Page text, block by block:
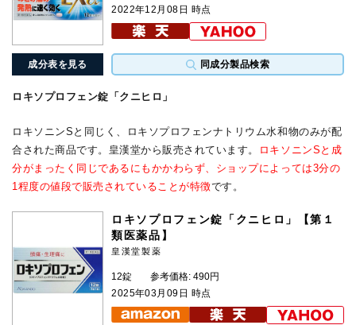
成分表を見る 同成分製品検索
2022年12月08日 時点
ロキソプロフェン錠「クニヒロ」
ロキソニンSと同じく、ロキソプロフェンナトリウム水和物のみが配
合された商品です。皇漢堂から販売されています。
ロキソニンSと成
分がまったく同じであるにもかかわらず、ショップによっては3分の
1程度の値段で販売されていることが特徴です。
ロキソプロフェン錠「クニヒロ」【第１
類医薬品】
皇漢堂製薬
12錠
参考価格: 490円
2025年03月09日 時点